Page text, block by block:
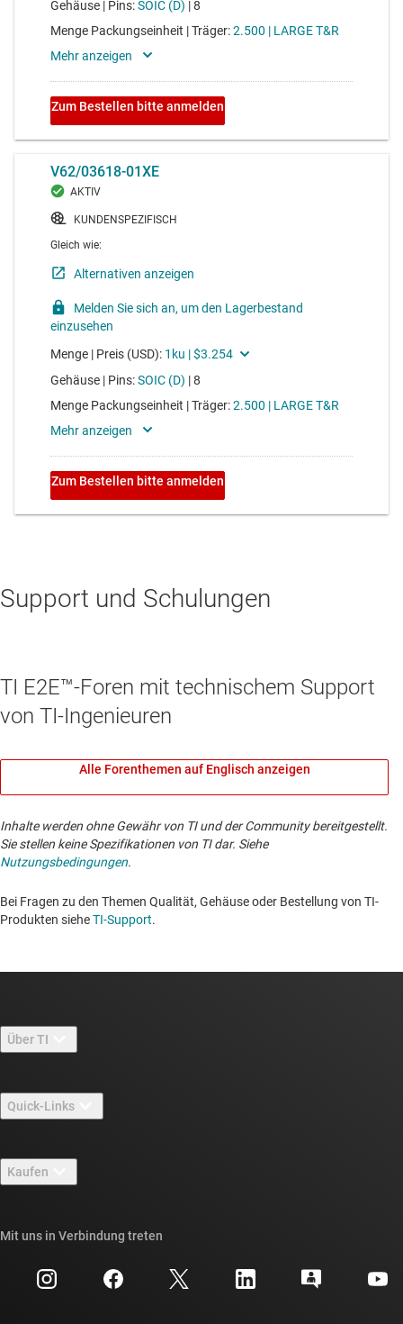
Support und Schulungen
TI E2E™-Foren mit technischem Support
von TI-Ingenieuren
Alle Forenthemen auf Englisch anzeigen
Inhalte werden ohne Gewähr von TI und der Community bereitgestellt.
Sie stellen keine Spezifikationen von TI dar. Siehe
Nutzungsbedingungen.
Bei Fragen zu den Themen Qualität, Gehäuse oder Bestellung von TI-
Produkten sieheTI-Support. ​​​​​​​​​​​​​​
Über TI
Stellenangebote
Newsroom
Veranstaltungen
Investorenbeziehungen
Quick-Links
TI E2E™-Design-Support-Foren
Querverweis-Suche
Kundensupportzentrum
Kaufen
Mit uns in Verbindung treten